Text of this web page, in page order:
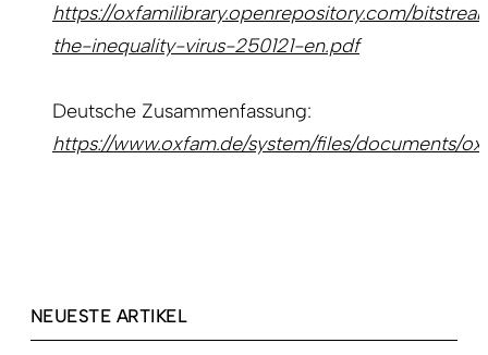
https://oxfamilibrary.openrepository.com/
the-inequality-virus-250121-en.pdf
Deutsche Zusammenfassung:
https://www.oxfam.de/system/files/documents/
NEUESTE ARTIKEL